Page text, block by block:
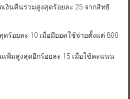
งินคืนรวมสูงสุดร้อยละ 25 จากสิทธิ
ดร้อยละ 10 เมื่อมียอดใช้จ่ายตั้งแต่ 800
เพิ่มสูงสุดอีกร้อยละ 15 เมื่อใช้คะแนน